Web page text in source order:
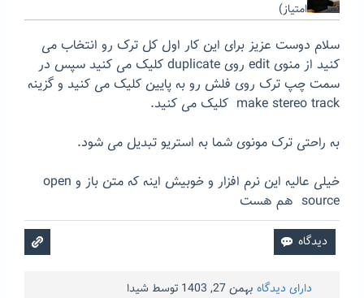
امتیاز)
سلام دوست عزیز برای این کار اول کل ترک رو انتخاب می
کنید از منوی edit روی duplicate کلیک می کنید سپس در
سمت چپ ترک روی فلش رو به پایین کلیک می کنید و گزینه
make stereo track کلیک می کنید.
به راحتی ترک مونوی شما به استریو تبدیل می شود.
خیلی عالیه این نرم افزار و خوبیش اینه که متن باز و open
source هم هست
دارای دیدگاه بهمن 27, 1403 توسط شیدا